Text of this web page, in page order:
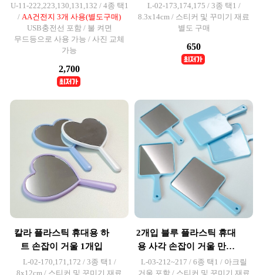
U-11-222,223,130,131,132 / 4종 택1
/ AA건전지 3개 사용(별도구매)
USB충전선 포함 / 불 켜면
무드등으로 사용 가능 / 사진 교체
가능
2,700
L-02-173,174,175 / 3종 택1 /
8.3x14cm / 스티커 및 꾸미기 재료
별도 구매
650
칼라 플라스틱 휴대용 하
트 손잡이 거울 1개입
L-02-170,171,172 / 3종 택1 /
8x12cm / 스티커 및 꾸미기 재료
2개입 블루 플라스틱 휴대
용 사각 손잡이 거울 만들
기
L-03-212~217 / 6종 택1 / 아크릴
거울 포함 / 스티커 및 꾸미기 재료